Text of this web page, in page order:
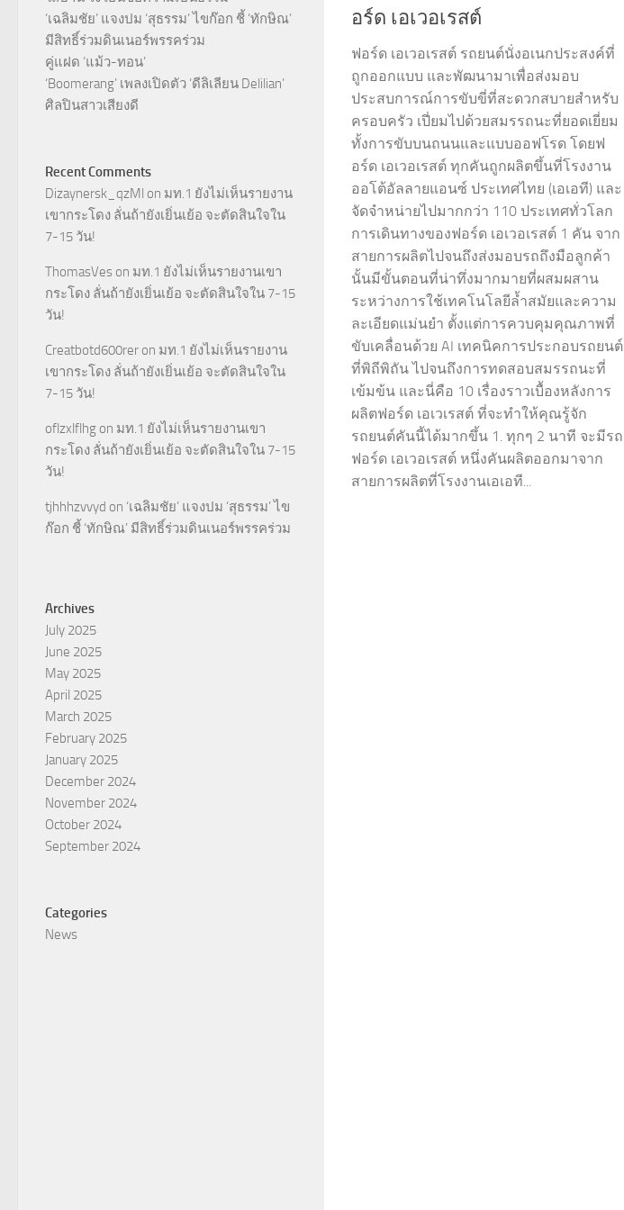
อร์ด เอเวอเรสต์
ฟอร์ด เอเวอเรสต์ รถยนต์นั่งอเนกประสงค์ที่
ถูกออกแบบ และพัฒนามาเพื่อส่งมอบ
ประสบการณ์การขับขี่ที่สะดวกสบายสำหรับ
ครอบครัว เปี่ยมไปด้วยสมรรถนะที่ยอดเยี่ยม
ทั้งการขับบนถนนและแบบออฟโรด โดยฟ
อร์ด เอเวอเรสต์ ทุกคันถูกผลิตขึ้นที่โรงงาน
ออโต้อัลลายแอนซ์ ประเทศไทย (เอเอที) และ
จัดจำหน่ายไปมากกว่า 110 ประเทศทั่วโลก
การเดินทางของฟอร์ด เอเวอเรสต์ 1 คัน จาก
สายการผลิตไปจนถึงส่งมอบรถถึงมือลูกค้า
นั้นมีขั้นตอนที่น่าทึ่งมากมายที่ผสมผสาน
ระหว่างการใช้เทคโนโลยีล้ำสมัยและความ
ละเอียดแม่นยำ ตั้งแต่การควบคุมคุณภาพที่
ขับเคลื่อนด้วย AI เทคนิคการประกอบรถยนต์
ที่พิถีพิถัน ไปจนถึงการทดสอบสมรรถนะที่
เข้มข้น และนี่คือ 10 เรื่องราวเบื้องหลังการ
ผลิตฟอร์ด เอเวเรสต์ ที่จะทำให้คุณรู้จัก
รถยนต์คันนี้ได้มากขึ้น 1. ทุกๆ 2 นาที จะมีรถ
ฟอร์ด เอเวอเรสต์ หนึ่งคันผลิตออกมาจาก
สายการผลิตที่โรงงานเอเอที...
‘เฉลิมชัย’ แจงปม ‘สุธรรม’ ไขก๊อก ชี้ ‘ทักษิณ’
มีสิทธิ์ร่วมดินเนอร์พรรคร่วม
คู่แฝด ‘แม้ว-ทอน’
‘Boomerang’ เพลงเปิดตัว ‘ดีลิเลียน Delilian’
ศิลปินสาวเสียงดี
Recent Comments
Dizaynersk_qzMl on มท.1 ยังไม่เห็นรายงาน
เขากระโดง ลั่นถ้ายังเยิ่นเย้อ จะตัดสินใจใน
7-15 วัน!
ThomasVes on มท.1 ยังไม่เห็นรายงานเขา
กระโดง ลั่นถ้ายังเยิ่นเย้อ จะตัดสินใจใน 7-15
วัน!
Creatbotd600rer on มท.1 ยังไม่เห็นรายงาน
เขากระโดง ลั่นถ้ายังเยิ่นเย้อ จะตัดสินใจใน
7-15 วัน!
oflzxlflhg on มท.1 ยังไม่เห็นรายงานเขา
กระโดง ลั่นถ้ายังเยิ่นเย้อ จะตัดสินใจใน 7-15
วัน!
tjhhhzvvyd on ‘เฉลิมชัย’ แจงปม ‘สุธรรม’ ไข
ก๊อก ชี้ ‘ทักษิณ’ มีสิทธิ์ร่วมดินเนอร์พรรคร่วม
Archives
July 2025
June 2025
May 2025
April 2025
March 2025
February 2025
January 2025
December 2024
November 2024
October 2024
September 2024
Categories
News